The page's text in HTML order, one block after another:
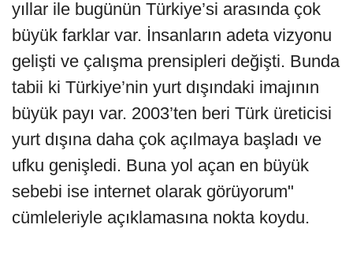
yıllar ile bugünün Türkiye’si arasında çok
büyük farklar var. İnsanların adeta vizyonu
gelişti ve çalışma prensipleri değişti. Bunda
tabii ki Türkiye’nin yurt dışındaki imajının
büyük payı var. 2003’ten beri Türk üreticisi
yurt dışına daha çok açılmaya başladı ve
ufku genişledi. Buna yol açan en büyük
sebebi ise internet olarak görüyorum"
cümleleriyle açıklamasına nokta koydu.